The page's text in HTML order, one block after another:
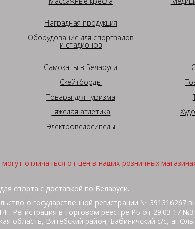
Наградная продукция
Оборудование для спортзалов
и стадионов
Самокаты в Беларуси
Скейтборды
Товары для туризма
Тяжелая атлетика
Электровелосипеды
отличаться от цен в наших розничных
спорта с доставкой по Беларуси.
о государственной регистрации № 391316267
Регистрация в торговом реестре РБ от 29.03.17
область, Витебский район, Бабиничский с/с,